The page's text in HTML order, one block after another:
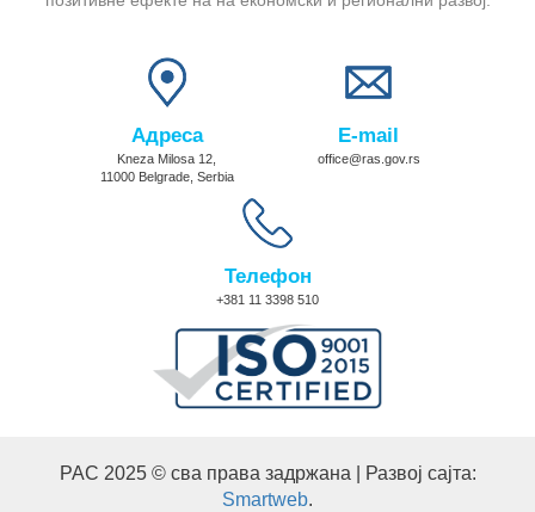
Адреса
Kneza Milosa 12,
11000 Belgrade, Serbia
E-mail
office@ras.gov.rs
Телефон
+381 11 3398 510
РАС 2025 © сва права задржана | Развој сајта:
Smartweb.